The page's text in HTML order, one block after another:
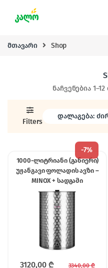
მთავარი Shop
ნაჩვენებია
Filters
-7%
1000-ლიტრიანი (განიერი)
უჟანგავი ფოლადის ავზი –
MINOX + სადგამი
3120,00 ₾ 3340,00₾